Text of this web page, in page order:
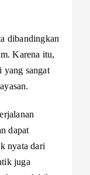
dibandingkan
Karena itu,
yang sangat
dapat
nyata dari
juga